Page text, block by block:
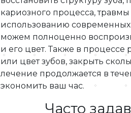
кариозного процесса,
использованию
можем полноценно
и его цвет. Также в
или цвет зубов, закрыть
лечение продолжается в
экономить ваш час.
Часто